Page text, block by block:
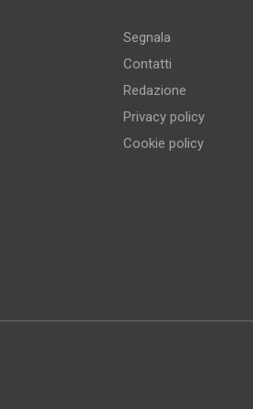
Segnala
Contatti
Redazione
Privacy policy
Cookie policy